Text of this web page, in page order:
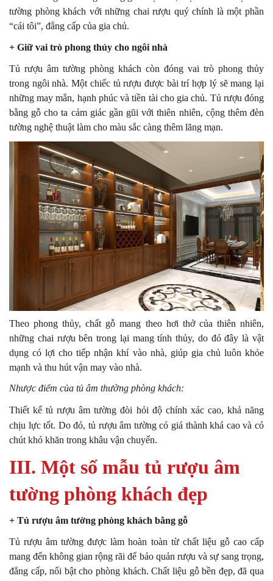
tường phòng khách với những chai rượu quý chính là một phần
“cái tôi”, đẳng cấp của gia chủ.
+ Giữ vai trò phong thủy cho ngôi nhà
Tủ rượu âm tường phòng khách còn đóng vai trò phong thủy
trong ngôi nhà. Một chiếc tủ rượu được bài trí hợp lý sẽ mang lại
những may mắn, hạnh phúc và tiền tài cho gia chủ. Tủ rượu đóng
bằng gỗ cho ta cảm giác gần gũi với thiên nhiên, cộng thêm đèn
tường nghệ thuật làm cho màu sắc càng thêm lãng mạn.
Theo phong thủy, chất gỗ mang theo hơi thở của thiên nhiên,
những chai rượu bên trong lại mang tính thủy, do đó đây là vật
dụng có lợi cho tiếp nhận khí vào nhà, giúp gia chủ luôn khỏe
mạnh và thu hút vận may vào nhà.
Nhược điểm của tủ âm thường phòng khách:
Thiết kế tủ rượu âm tường đòi hỏi độ chính xác cao, khả năng
chịu lực tốt. Do đó, tủ rượu âm tường có giá thành khá cao và có
chút khó khăn trong khâu vận chuyển.
III. Một số mẫu tủ rượu âm
tường phòng khách đẹp
+ Tủ rượu âm tường phòng khách bằng gỗ
Tủ rượu âm tường được làm hoàn toàn từ chất liệu gỗ cao cấp
mang đến không gian rộng rãi để bảo quản rượu và sự sang trọng,
đẳng cấp, nổi bật cho phòng khách. Chất liệu gỗ bền đẹp, đã qua